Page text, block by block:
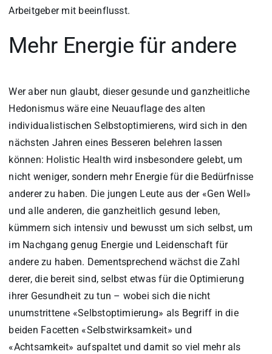
Arbeitgeber mit beeinflusst.
Mehr Energie für andere
Wer aber nun glaubt, dieser gesunde und ganzheitliche
Hedonismus wäre eine Neuauflage des alten
individualistischen Selbstoptimierens, wird sich in den
nächsten Jahren eines Besseren belehren lassen
können: Holistic Health wird insbesondere gelebt, um
nicht weniger, sondern mehr Energie für die Bedürfnisse
anderer zu haben. Die jungen Leute aus der «Gen Well»
und alle anderen, die ganzheitlich gesund leben,
kümmern sich intensiv und bewusst um sich selbst, um
im Nachgang genug Energie und Leidenschaft für
andere zu haben. Dementsprechend wächst die Zahl
derer, die bereit sind, selbst etwas für die Optimierung
ihrer Gesundheit zu tun – wobei sich die nicht
unumstrittene «Selbstoptimierung» als Begriff in die
beiden Facetten «Selbstwirksamkeit» und
«Achtsamkeit» aufspaltet und damit so viel mehr als